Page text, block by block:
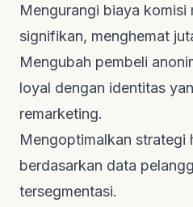
Mengurangi biaya komisi
signifikan, menghemat
Mengubah pembeli
loyal dengan identitas
remarketing.
Mengoptimalkan strategi
berdasarkan data
tersegmentasi.